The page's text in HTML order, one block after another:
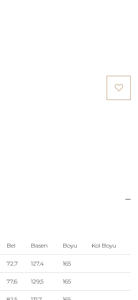
Bel Basen Boyu Kol Boyu
72,7 127,4 165
77,6 129,5 165